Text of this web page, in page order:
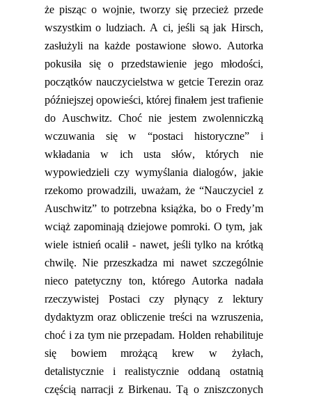
że pisząc o wojnie, tworzy się przecież przede
wszystkim o ludziach. A ci, jeśli są jak Hirsch,
zasłużyli na każde postawione słowo. Autorka
pokusiła się o przedstawienie jego młodości,
początków nauczycielstwa w getcie Terezin oraz
późniejszej opowieści, której finałem jest trafienie
do Auschwitz.Choć nie jestem zwolenniczką
wczuwania się w“postaci historyczne”i
wkładania w ich usta słów, których nie
wypowiedzieli czy wymyślania dialogów, jakie
rzekomo prowadzili, uważam, że “Nauczyciel z
Auschwitz” to potrzebna książka, bo o Fredy’m
wciąż zapominają dziejowe pomroki.O tym, jak
wiele istnień ocalił - nawet, jeśli tylko na krótką
chwilę. Nie przeszkadza mi nawet szczególnie
nieco patetyczny ton, którego Autorka nadała
rzeczywistej Postaci czy płynący z lektury
dydaktyzm oraz obliczenie treści na wzruszenia,
choć i za tym nie przepadam. Holden rehabilituje
się bowiem mrożącą krew w żyłach,
detalistycznie i realistycznie oddaną ostatnią
częściąnarracji z Birkenau.Tą o zniszczonych